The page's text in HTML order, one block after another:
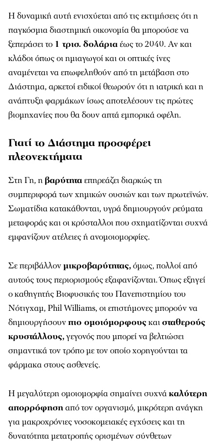
Η δυναμική αυτή ενισχύεται από τις εκτιμήσεις ότι η
παγκόσμια διαστημική οικονομία θα μπορούσε να
ξεπεράσει το 1 τρισ. δολάριαέως το 2040. Αν και
κλάδοι όπως οι ημιαγωγοί και οι οπτικές ίνες
αναμένεται να επωφεληθούν από τη μετάβαση στο
Διάστημα, αρκετοί ειδικοί θεωρούν ότι η ιατρική και η
ανάπτυξη φαρμάκων ίσως αποτελέσουν τις πρώτες
βιομηχανίες που θα δουν απτά εμπορικά οφέλη.
Γιατί το Διάστημα προσφέρει
πλεονεκτήματα
Στη Γη, ηβαρύτηταεπηρεάζει διαρκώς τη
συμπεριφορά των χημικών ουσιών και των πρωτεϊνών.
Σωματίδια κατακάθονται, υγρά δημιουργούν ρεύματα
μεταφοράς και οι κρύσταλλοι που σχηματίζονται συχνά
εμφανίζουν ατέλειες ή ανομοιομορφίες.
Σε περιβάλλονμικροβαρύτητας,όμως, πολλοί από
αυτούς τους περιορισμούς εξαφανίζονται. Όπως εξηγεί
ο καθηγητής Βιοφυσικής του Πανεπιστημίου του
Νότιγχαμ, Phil Williams, οι επιστήμονες μπορούν να
δημιουργήσουνπιο ομοιόμορφουςκαισταθερούς
κρυστάλλους,γεγονός που μπορεί να βελτιώσει
σημαντικά τον τρόπο με τον οποίο χορηγούνται τα
φάρμακα στους ασθενείς.
Η μεγαλύτερη ομοιομορφία σημαίνει συχνάκαλύτερη
απορρόφησηαπό τον οργανισμό, μικρότερη ανάγκη
για μακροχρόνιες νοσοκομειακές εγχύσεις και τη
δυνατότητα μετατροπής ορισμένων σύνθετων